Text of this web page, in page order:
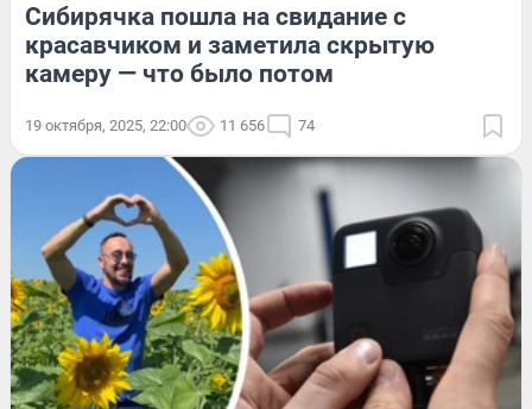
Сибирячка пошла на свидание с
красавчиком и заметила скрытую
камеру — что было потом
19 октября, 2025, 22:00 11 656 74